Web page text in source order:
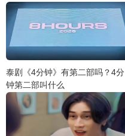
泰剧《4分钟》有第二部吗？4分
钟第二部叫什么